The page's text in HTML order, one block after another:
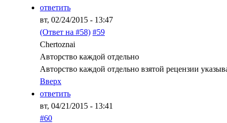
ответить
вт, 02/24/2015 - 13:47
(Ответ на #58) #59
Chertoznai
Авторство каждой отдельно
Авторство каждой отдельно взятой рецензии
Вверх
ответить
вт, 04/21/2015 - 13:41
#60